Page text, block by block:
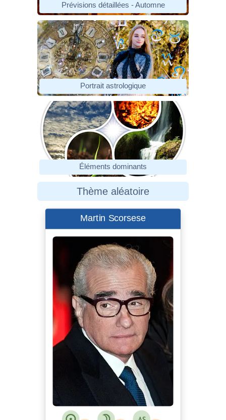
Prévisions détaillées - Automne
Portrait astrologique
Éléments dominants
Thème aléatoire
Martin Scorsese